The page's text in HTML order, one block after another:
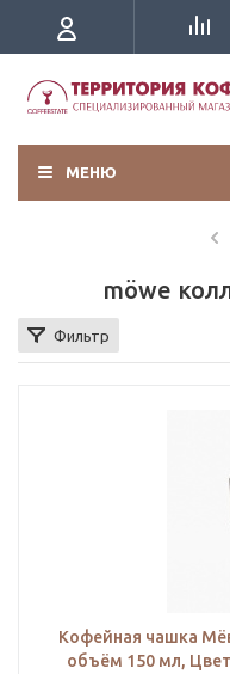
МЕНЮ
möwe
Фильтр
Кофейная чашка
объём 150 мл,